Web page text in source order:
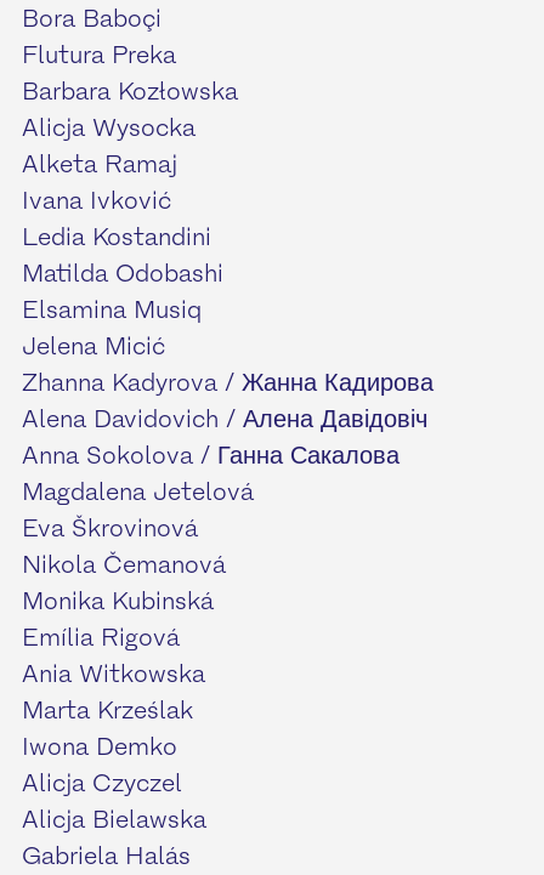
Bora Baboçi
Flutura Preka
Barbara Kozłowska
Alicja Wysocka
Alketa Ramaj
Ivana Ivković
Ledia Kostandini
Matilda Odobashi
Elsamina Musiq
Jelena Micić
Zhanna Kadyrova / Жанна Кадирова
Alena Davidovich / Алена Давідовіч
Anna Sokolova / Ганна Сакалова
Magdalena Jetelová
Eva Škrovinová
Nikola Čemanová
Monika Kubinská
Emília Rigová
Ania Witkowska
Marta Krześlak
Iwona Demko
Alicja Czyczel
Alicja Bielawska
Gabriela Halás